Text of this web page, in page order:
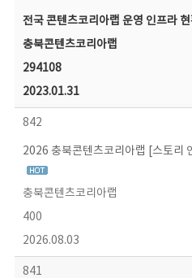
전국 콘텐츠코리아랩 운영 인프라
충북콘텐츠코리아랩
294108
2023.01.31
842
2026 충북콘텐츠코리아랩 [스토리
충북콘텐츠코리아랩
400
2026.08.03
841